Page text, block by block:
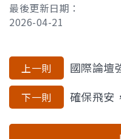
最後更新日期：
2026-04-21
上一則 國際論壇強
下一則 確保飛安